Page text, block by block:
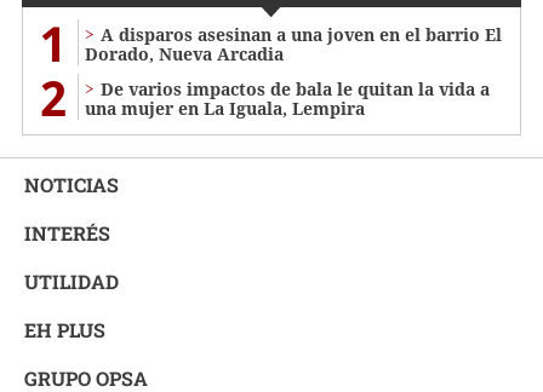
1
A disparos asesinan a una joven en el barrio El
Dorado, Nueva Arcadia
2
De varios impactos de bala le quitan la vida a
una mujer en La Iguala, Lempira
NOTICIAS
INTERÉS
UTILIDAD
EH PLUS
GRUPO OPSA